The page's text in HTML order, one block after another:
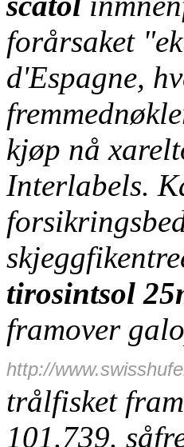
forårsaket
d'Espagne,
kjøp nå
Interlabels.
tirosintsol
framover
http://
trålfisket
101.739.